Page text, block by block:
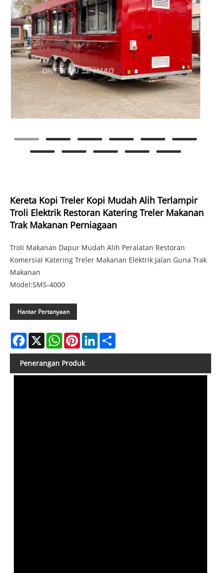
Kereta Kopi Treler Kopi Mudah Alih Terlampir
Troli Elektrik Restoran Katering Treler Makanan
Trak Makanan Perniagaan
Troli Makanan Dapur Mudah Alih Peralatan Restoran
Komersial Katering Treler Makanan Elektrik Jalan Guna Trak
Makanan
Model:SMS-4000
Hantar Pertanyaan
Facebook
X WhatsAppPinterestLinkedIn
Penerangan Produk